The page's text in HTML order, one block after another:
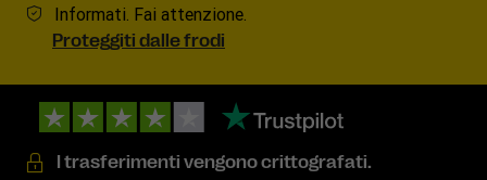
Informati. Fai attenzione.
Proteggiti dalle frodi
I trasferimenti vengono crittografati.